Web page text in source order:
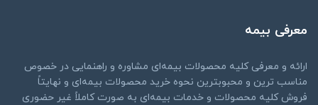
معرفی بیمه
ارائه و معرفی کلیه محصولات بیمه‌ای مشاوره و راهنمایی در خصوص
مناسب ترین و محبوبترین نحوه خرید محصولات بیمه‌ای و نهایتاً
فروش کلیه محصولات و خدمات بیمه‌ای به صورت کاملاً غیر حضوری